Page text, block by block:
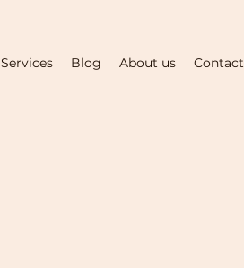
Services Blog About us Contact